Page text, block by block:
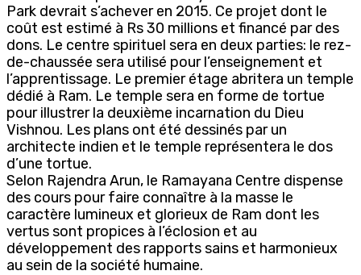
Park devrait s’achever en 2015. Ce projet dont le
coût est estimé à Rs 30 millions et financé par des
dons. Le centre spirituel sera en deux parties: le rez-
de-chaussée sera utilisé pour l’enseignement et
l’apprentissage. Le premier étage abritera un temple
dédié à Ram. Le temple sera en forme de tortue
pour illustrer la deuxième incarnation du Dieu
Vishnou. Les plans ont été dessinés par un
architecte indien et le temple représentera le dos
d’une tortue.
Selon Rajendra Arun, le Ramayana Centre dispense
des cours pour faire connaître à la masse le
caractère lumineux et glorieux de Ram dont les
vertus sont propices à l’éclosion et au
développement des rapports sains et harmonieux
au sein de la société humaine.